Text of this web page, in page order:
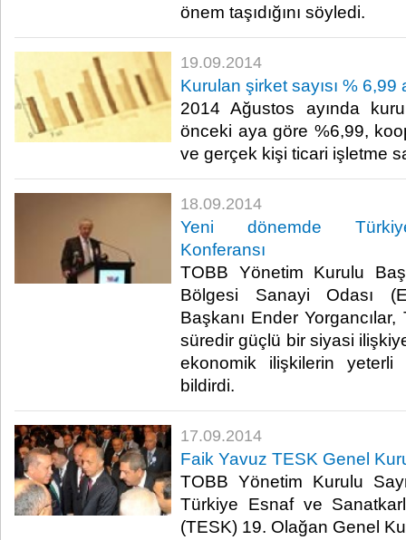
önem taşıdığını söyledi.​
19.09.2014
Kurulan şirket sayısı % 6,99
2014 Ağustos ayında
önceki aya göre %6,99,
ve gerçek kişi ticari işletme
18.09.2014
Yeni dönemde
Konferansı
TOBB Yönetim Kurulu
Bölgesi Sanayi Odası
Başkanı Ender
süredir güçlü bir siyasi
ekonomik ilişkilerin yeterli
bildirdi.​
17.09.2014
Faik Yavuz TESK Genel
TOBB Yönetim Kurulu
Türkiye Esnaf ve
(TESK) 19. Olağan Genel